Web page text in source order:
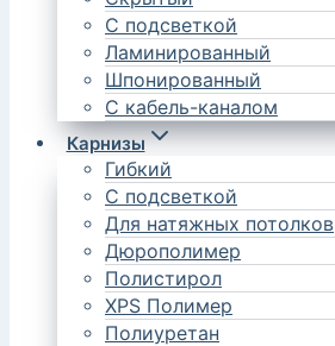
С подсветкой
Ламинированный
Шпонированный
С кабель-каналом
Карнизы
Гибкий
С подсветкой
Для натяжных потолков
Дюрополимер
Полистирол
XPS Полимер
Полиуретан